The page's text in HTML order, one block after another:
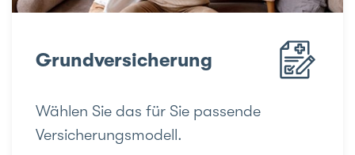
Grundversicherung
Wählen Sie das für Sie passende
Versicherungsmodell.